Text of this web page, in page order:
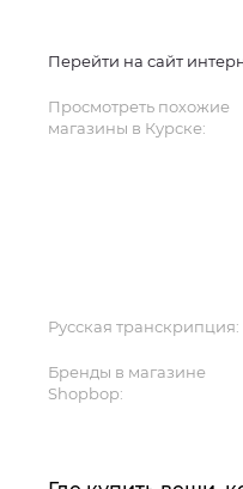
Перейти на сайт
Просмотреть похожие
магазины в Курске:
Русская транскрипция:
Бренды в магазине
Shopbop: